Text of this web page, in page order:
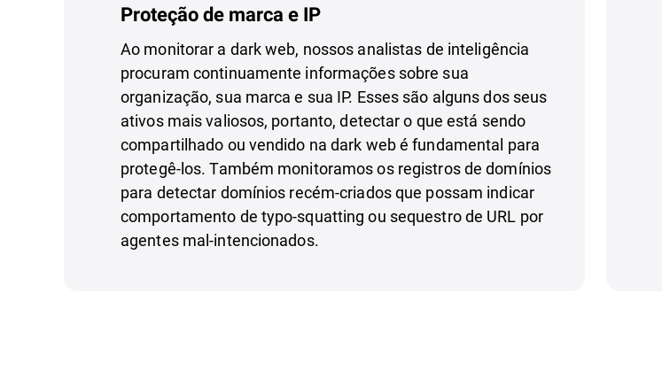
Proteção de marca e IP
Ao monitorar a dark web, nossos analistas de inteligência
procuram continuamente informações sobre sua
organização, sua marca e sua IP. Esses são alguns dos seus
ativos mais valiosos, portanto, detectar o que está sendo
compartilhado ou vendido na dark web é fundamental para
protegê-los. Também monitoramos os registros de domínios
para detectar domínios recém-criados que possam indicar
comportamento de typo-squatting ou sequestro de URL por
agentes mal-intencionados.